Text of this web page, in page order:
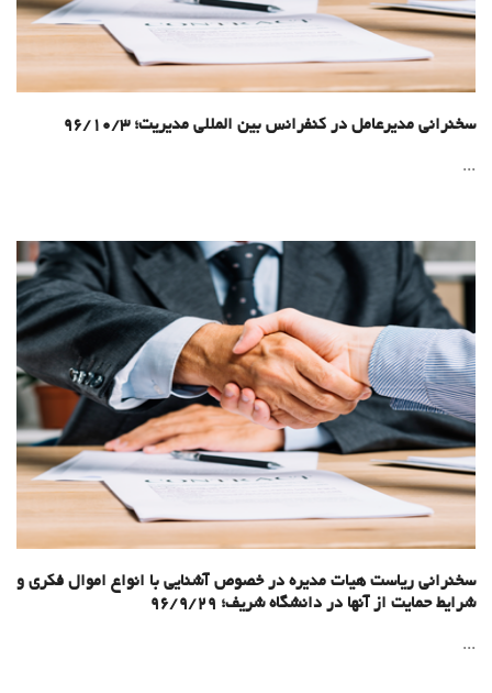
سخنرانی مدیرعامل در کنفرانس بین المللی مدیریت؛ 96/10/3
...
سخنرانی ریاست هیات مدیره در خصوص آشنایی با انواع اموال فکری و
شرایط حمایت از آنها در دانشگاه شریف؛ 96/9/29
...